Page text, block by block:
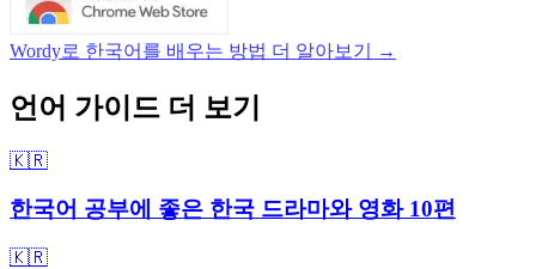
Wordy로 한국어를 배우는 방법 더 알아보기 →
언어 가이드 더 보기
🇰🇷
한국어 공부에 좋은 한국 드라마와 영화 10편
🇰🇷